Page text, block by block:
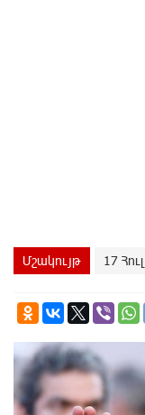
Մշակույթ 17